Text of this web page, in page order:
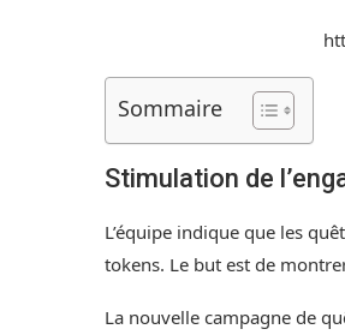
Sommaire
Stimulation de
L’équipe indique que les
tokens. Le but est de
La nouvelle campagne de